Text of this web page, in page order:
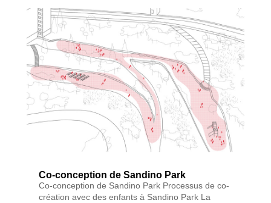
Co-conception de Sandino Park
Co-conception de Sandino Park Processus de co-
création avec des enfants à Sandino Park La